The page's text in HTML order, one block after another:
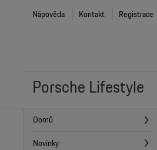
Nápověda Kontakt Registrace
Porsche Lifestyle
Domů
Novinky